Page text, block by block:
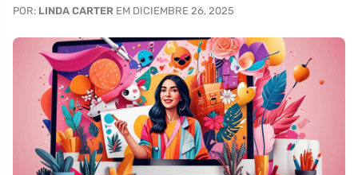
POR: LINDA CARTER EM DICIEMBRE 26, 2025